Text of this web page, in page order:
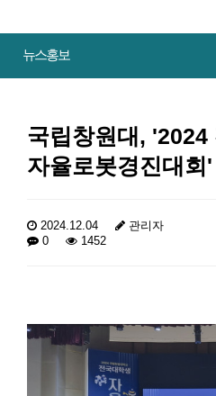
뉴스홍보
국립창원대, '2024
자율로봇경진대회
2024.12.04
관리자
0
1452